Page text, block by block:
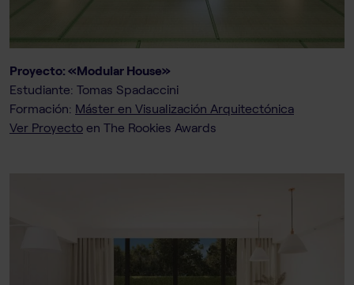
Proyecto: «Modular House»
Estudiante: Tomas Spadaccini
Formación: Máster en Visualización Arquitectónica
Ver Proyecto en The Rookies Awards